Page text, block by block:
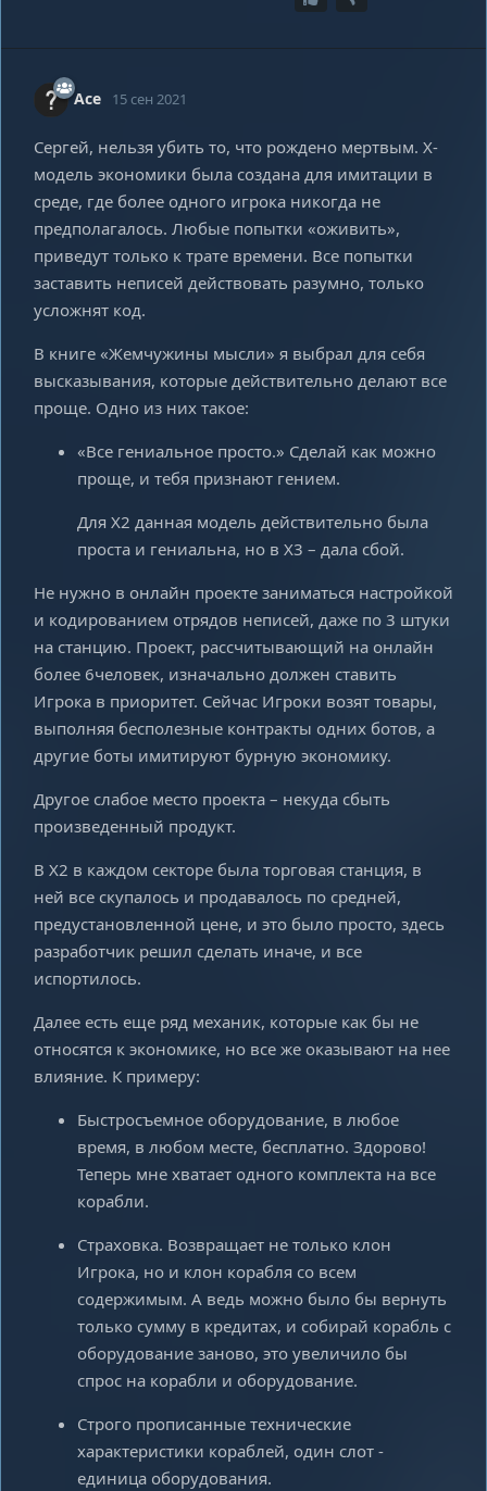
Ace 15 сен 2021
Сергей, нельзя убить то, что рождено мертвым. Х-
модель экономики была создана для имитации в
среде, где более одного игрока никогда не
предполагалось. Любые попытки «оживить»,
приведут только к трате времени. Все попытки
заставить неписей действовать разумно, только
усложнят код.
В книге «Жемчужины мысли» я выбрал для себя
высказывания, которые действительно делают все
проще. Одно из них такое:
«Все гениальное просто.» Сделай как можно
проще, и тебя признают гением.
Для Х2 данная модель действительно была
проста и гениальна, но в Х3 – дала сбой.
Не нужно в онлайн проекте заниматься настройкой
и кодированием отрядов неписей, даже по 3 штуки
на станцию. Проект, рассчитывающий на онлайн
более 6человек, изначально должен ставить
Игрока в приоритет. Сейчас Игроки возят товары,
выполняя бесполезные контракты одних ботов, а
другие боты имитируют бурную экономику.
Другое слабое место проекта – некуда сбыть
произведенный продукт.
В Х2 в каждом секторе была торговая станция, в
ней все скупалось и продавалось по средней,
предустановленной цене, и это было просто, здесь
разработчик решил сделать иначе, и все
испортилось.
Далее есть еще ряд механик, которые как бы не
относятся к экономике, но все же оказывают на нее
влияние. К примеру:
Быстросъемное оборудование, в любое
время, в любом месте, бесплатно. Здорово!
Теперь мне хватает одного комплекта на все
корабли.
Страховка. Возвращает не только клон
Игрока, но и клон корабля со всем
содержимым. А ведь можно было бы вернуть
только сумму в кредитах, и собирай корабль с
оборудование заново, это увеличило бы
спрос на корабли и оборудование.
Строго прописанные технические
характеристики кораблей, один слот -
единица оборудования.